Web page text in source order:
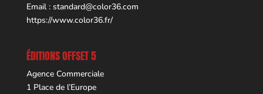
Email : standard@color36.com
https://www.color36.fr/
ÉDITIONS OFFSET 5
Agence Commerciale
1 Place de l’Europe